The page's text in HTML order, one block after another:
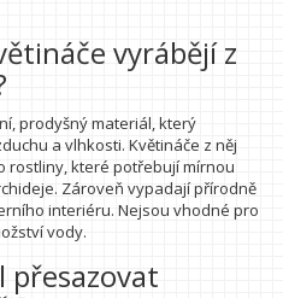
vyrábějí z
prodyšný materiál, který
a vlhkosti. Květináče z něj
rostliny, které potřebují mírnou
Zároveň vypadají přírodně
interiéru. Nejsou vhodné pro
vody.
přesazovat